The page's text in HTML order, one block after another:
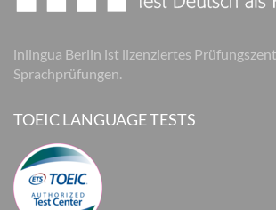
inlingua Berlin ist lizenziertes
Sprachprüfungen.
TOEIC LANGUAGE TESTS